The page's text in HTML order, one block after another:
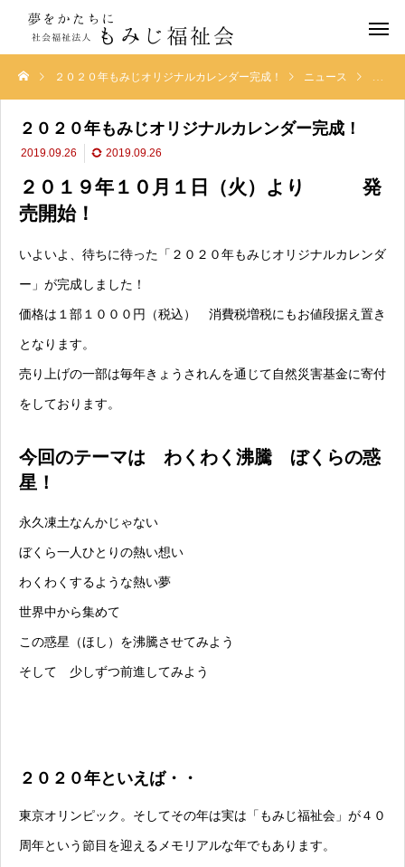
２０２０年もみじオリジナルカレンダー完成！ ニュース ２０
２０２０年もみじオリジナルカレンダー完成！
2019.09.26 2019.09.26
２０１９年１０月１日（火）より 発
売開始！
いよいよ、待ちに待った「２０２０年もみじオリジナルカレンダ
ー」が完成しました！
価格は１部１０００円（税込） 消費税増税にもお値段据え置き
となります。
売り上げの一部は毎年きょうされんを通じて自然災害基金に寄付
をしております。
今回のテーマは わくわく沸騰 ぼくらの惑
星！
永久凍土なんかじゃない
ぼくら一人ひとりの熱い想い
わくわくするような熱い夢
世界中から集めて
この惑星（ほし）を沸騰させてみよう
そして 少しずつ前進してみよう
２０２０年といえば・・
東京オリンピック。そしてその年は実は「もみじ福祉会」が４０
周年という節目を迎えるメモリアルな年でもあります。